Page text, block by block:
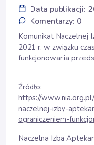
Data publikacji:
Komentarzy: 0
Komunikat Naczelnej
2021 r. w związku
funkcjonowania
Źródło:
https://
naczelnej-izby-
ograniczeniem-
Naczelna Izba